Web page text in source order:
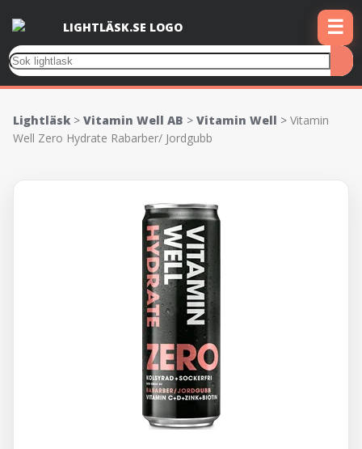
☰
Lightläsk > Vitamin Well AB > Vitamin Well > Vitamin
Well Zero Hydrate Rabarber/ Jordgubb